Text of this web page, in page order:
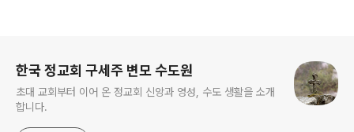
한국 정교회 구세주 변모 수도원
초대 교회부터 이어 온 정교회 신앙과 영성, 수도 생활을 소개
합니다.